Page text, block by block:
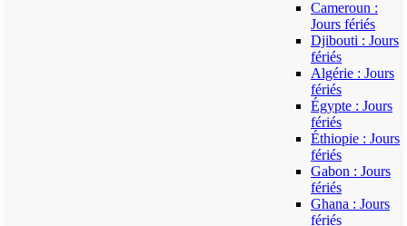
Cameroun :
Jours fériés
Djibouti : Jours
fériés
Algérie : Jours
fériés
Égypte : Jours
fériés
Éthiopie : Jours
fériés
Gabon : Jours
fériés
Ghana : Jours
fériés